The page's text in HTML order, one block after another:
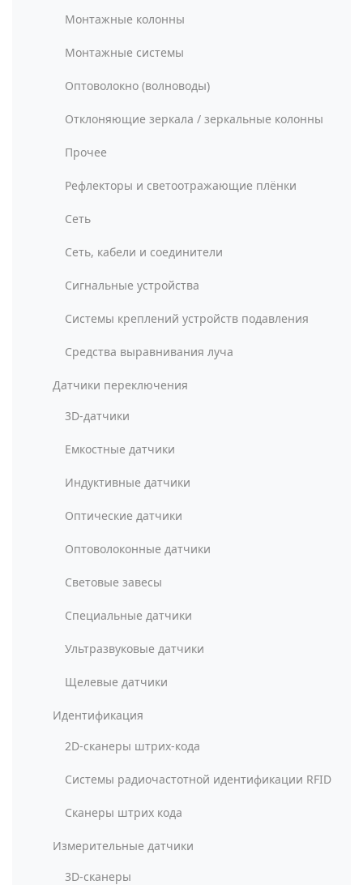
Монтажные колонны
Монтажные системы
Оптоволокно (волноводы)
Отклоняющие зеркала / зеркальные колонны
Прочее
Рефлекторы и светоотражающие плёнки
Сеть
Сеть, кабели и соединители
Сигнальные устройства
Системы креплений устройств подавления
Средства выравнивания луча
Датчики переключения
3D-датчики
Емкостные датчики
Индуктивные датчики
Оптические датчики
Оптоволоконные датчики
Световые завесы
Специальные датчики
Ультразвуковые датчики
Щелевые датчики
Идентификация
2D-сканеры штрих-кода
Системы радиочастотной идентификации RFID
Сканеры штрих кода
Измерительные датчики
3D-сканеры